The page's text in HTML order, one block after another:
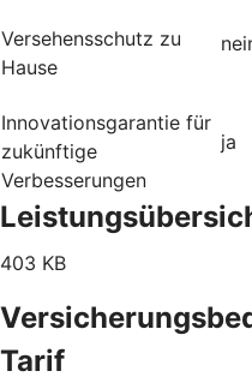
Versehensschutz zu
Hause
Innovationsgarantie für
zukünftige
Verbesserungen
ja
403 KB
Tarif